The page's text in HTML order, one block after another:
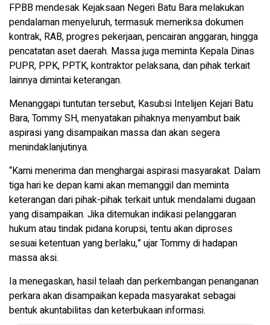
FPBB mendesak Kejaksaan Negeri Batu Bara melakukan
pendalaman menyeluruh, termasuk memeriksa dokumen
kontrak, RAB, progres pekerjaan, pencairan anggaran, hingga
pencatatan aset daerah. Massa juga meminta Kepala Dinas
PUPR, PPK, PPTK, kontraktor pelaksana, dan pihak terkait
lainnya dimintai keterangan.
Menanggapi tuntutan tersebut, Kasubsi Intelijen Kejari Batu
Bara, Tommy SH, menyatakan pihaknya menyambut baik
aspirasi yang disampaikan massa dan akan segera
menindaklanjutinya.
“Kami menerima dan menghargai aspirasi masyarakat. Dalam
tiga hari ke depan kami akan memanggil dan meminta
keterangan dari pihak-pihak terkait untuk mendalami dugaan
yang disampaikan. Jika ditemukan indikasi pelanggaran
hukum atau tindak pidana korupsi, tentu akan diproses
sesuai ketentuan yang berlaku,” ujar Tommy di hadapan
massa aksi.
Ia menegaskan, hasil telaah dan perkembangan penanganan
perkara akan disampaikan kepada masyarakat sebagai
bentuk akuntabilitas dan keterbukaan informasi.